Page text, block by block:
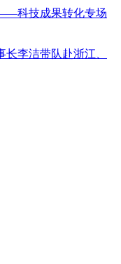
科技成果转化专场
李洁带队赴浙江、